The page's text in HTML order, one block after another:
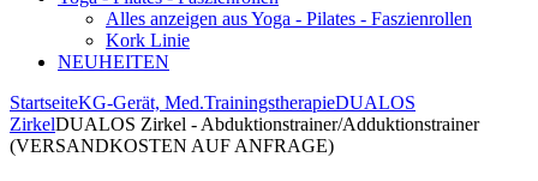
Alles anzeigen aus Yoga - Pilates - Faszienrollen
Kork Linie
NEUHEITEN
StartseiteKG-Gerät, Med.TrainingstherapieDUALOS
ZirkelDUALOS Zirkel - Abduktionstrainer/Adduktionstrainer
(VERSANDKOSTEN AUF ANFRAGE)